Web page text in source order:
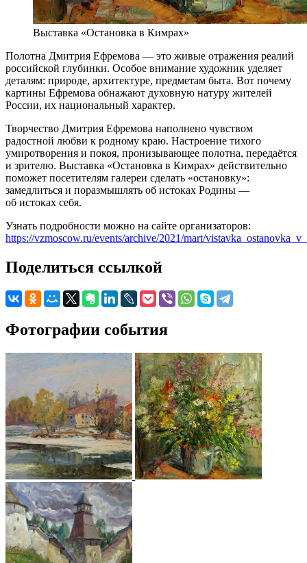
Выставка «Остановка в Кимрах»
Полотна Дмитрия Ефремова — это живые отражения реалий
российской глубинки. Особое внимание художник уделяет
деталям: природе, архитектуре, предметам быта. Вот почему
картины Ефремова обнажают духовную натуру жителей
России, их национальный характер.
Творчество Дмитрия Ефремова наполнено чувством
радостной любви к родному краю. Настроение тихого
умиротворения и покоя, пронизывающее полотна, передаётся
и зрителю. Выставка «Остановка в Кимрах» действительно
поможет посетителям галереи сделать «остановку»:
замедлиться и поразмышлять об истоках Родины —
об истоках себя.
Узнать подробности можно на сайте организаторов:
https://vzmoscow.ru/events/archive/2021/mart/
Поделиться ссылкой
Фотографии события